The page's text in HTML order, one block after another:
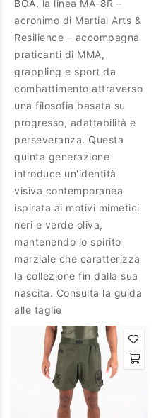
BŌA, la linea MA-8R –
acronimo di Martial Arts &
Resilience – accompagna
praticanti di MMA,
grappling e sport da
combattimento attraverso
una filosofia basata su
progresso, adattabilità e
perseveranza. Questa
quinta generazione
introduce un'identità
visiva contemporanea
ispirata ai motivi mimetici
neri e verde oliva,
mantenendo lo spirito
marziale che caratterizza
la collezione fin dalla sua
nascita. Consulta la guida
alle taglie